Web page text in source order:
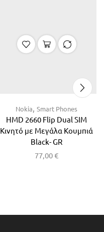
Nokia, Smart Phones
HMD 2660 Flip Dual SIM
Κινητό με Μεγάλα Κουμπιά
Black- GR
77,00€